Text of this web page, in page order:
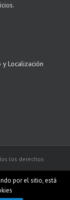
y Localización
los derechos
por el sitio, está